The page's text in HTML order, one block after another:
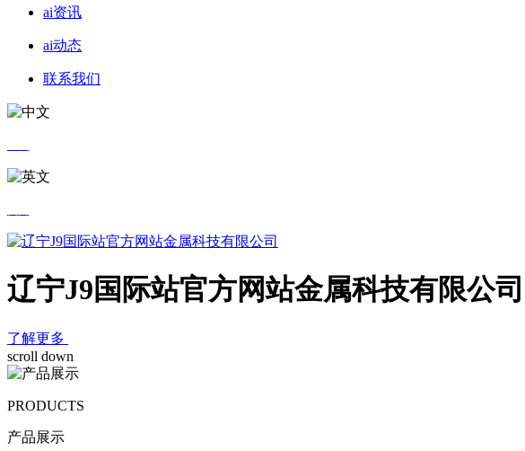
ai资讯
ai动态
联系我们
辽宁J9国际站官方网站金属科技有限公司
了解更多
scroll down
PRODUCTS
产品展示